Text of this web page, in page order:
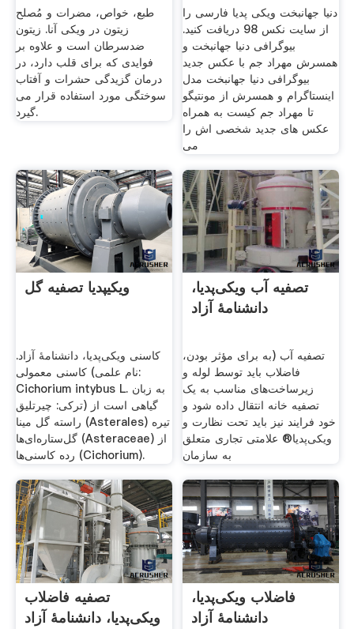
طبع، خواص، مضرات و مُصلح
زیتون در ویکی آنا. زیتون
ضدسرطان است و علاوه بر
فوایدی که برای قلب دارد، در
درمان گزیدگی حشرات و آفتاب
سوختگی مورد استفاده قرار می
گیرد.
دنیا جهانبخت ویکی پدیا فارسی را
از سایت نکس 98 دریافت کنید.
بیوگرافی دنیا جهانبخت و
همسرش مهراد جم با عکس جدید
بیوگرافی دنیا جهانبخت مدل
اینستاگرام و همسرش از مونتیگو
تا مهراد جم کیست به همراه
عکس های جدید شخصی اش را
می
ویکیپدیا تصفیه گل
کاسنی ویکی‌پدیا، دانشنامهٔ آزاد.
کاسنی معمولی (نام علمی:
‎Cichorium intybus L. به زبان
ترکی: چیرتلیق) گیاهی است از
راسته گل مینا (Asterales) تیره
گل‌ستاره‌ای‌ها (Asteraceae) از
رده کاسنی‌ها (Cichorium).
تصفیه آب ویکی‌پدیا،
دانشنامهٔ آزاد
تصفیه آب (به برای مؤثر بودن،
فاضلاب باید توسط لوله و
زیرساخت‌های مناسب به یک
تصفیه خانه انتقال داده شود و
خود فرایند نیز باید تحت نظارت و
ویکی‌پدیا® علامتی تجاری متعلق
به سازمان
تصفیه فاضلاب
ویکی‌پدیا، دانشنامهٔ آزاد
فاضلاب ویکی‌پدیا،
دانشنامهٔ آزاد